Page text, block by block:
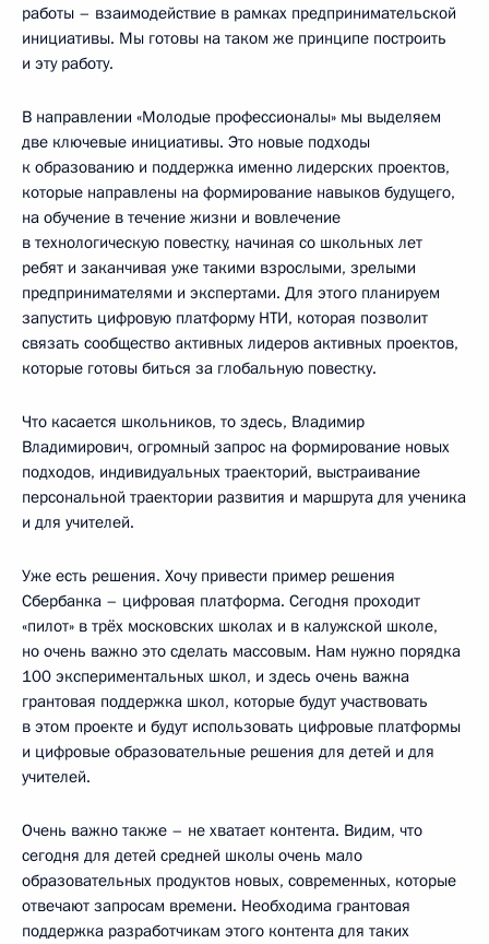
работы – взаимодействие в рамках предпринимательской
инициативы. Мы готовы на таком же принципе построить
и эту работу.
В направлении «Молодые профессионалы» мы выделяем
две ключевые инициативы. Это новые подходы
к образованию и поддержка именно лидерских проектов,
которые направлены на формирование навыков будущего,
на обучение в течение жизни и вовлечение
в технологическую повестку, начиная со школьных лет
ребят и заканчивая уже такими взрослыми, зрелыми
предпринимателями и экспертами. Для этого планируем
запустить цифровую платформу НТИ, которая позволит
связать сообщество активных лидеров активных проектов,
которые готовы биться за глобальную повестку.
Что касается школьников, то здесь, Владимир
Владимирович, огромный запрос на формирование новых
подходов, индивидуальных траекторий, выстраивание
персональной траектории развития и маршрута для ученика
и для учителей.
Уже есть решения. Хочу привести пример решения
Сбербанка – цифровая платформа. Сегодня проходит
«пилот» в трёх московских школах и в калужской школе,
но очень важно это сделать массовым. Нам нужно порядка
100 экспериментальных школ, и здесь очень важна
грантовая поддержка школ, которые будут участвовать
в этом проекте и будут использовать цифровые платформы
и цифровые образовательные решения для детей и для
учителей.
Очень важно также – не хватает контента. Видим, что
сегодня для детей средней школы очень мало
образовательных продуктов новых, современных, которые
отвечают запросам времени. Необходима грантовая
поддержка разработчикам этого контента для таких